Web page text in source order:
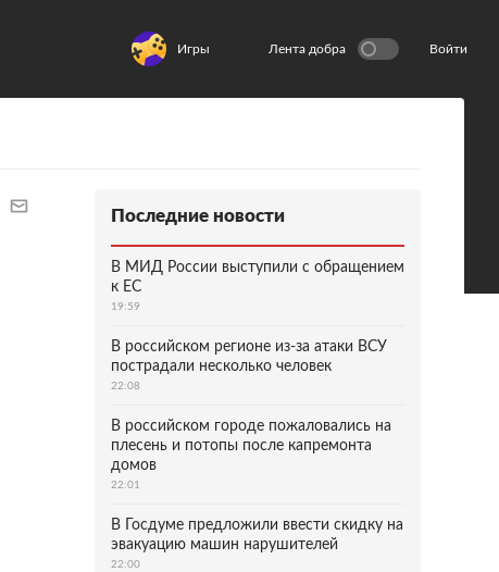
Игры Лента добра Войти
Последние новости
В МИД России выступили с обращением
к ЕС
19:59
В российском регионе из-за атаки ВСУ
пострадали несколько человек
22:08
В российском городе пожаловались на
плесень и потопы после капремонта
домов
22:01
В Госдуме предложили ввести скидку на
эвакуацию машин нарушителей
22:00